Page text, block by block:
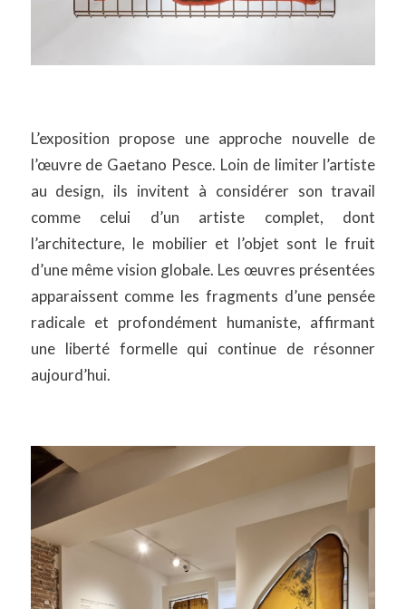
L’exposition propose une approche nouvelle de
l’œuvre de Gaetano Pesce. Loin de limiter l’artiste
au design, ils invitent à considérer son travail
comme celui d’un artiste complet, dont
l’architecture, le mobilier et l’objet sont le fruit
d’une même vision globale. Les œuvres présentées
apparaissent comme les fragments d’une pensée
radicale et profondément humaniste, affirmant
une liberté formelle qui continue de résonner
aujourd’hui.